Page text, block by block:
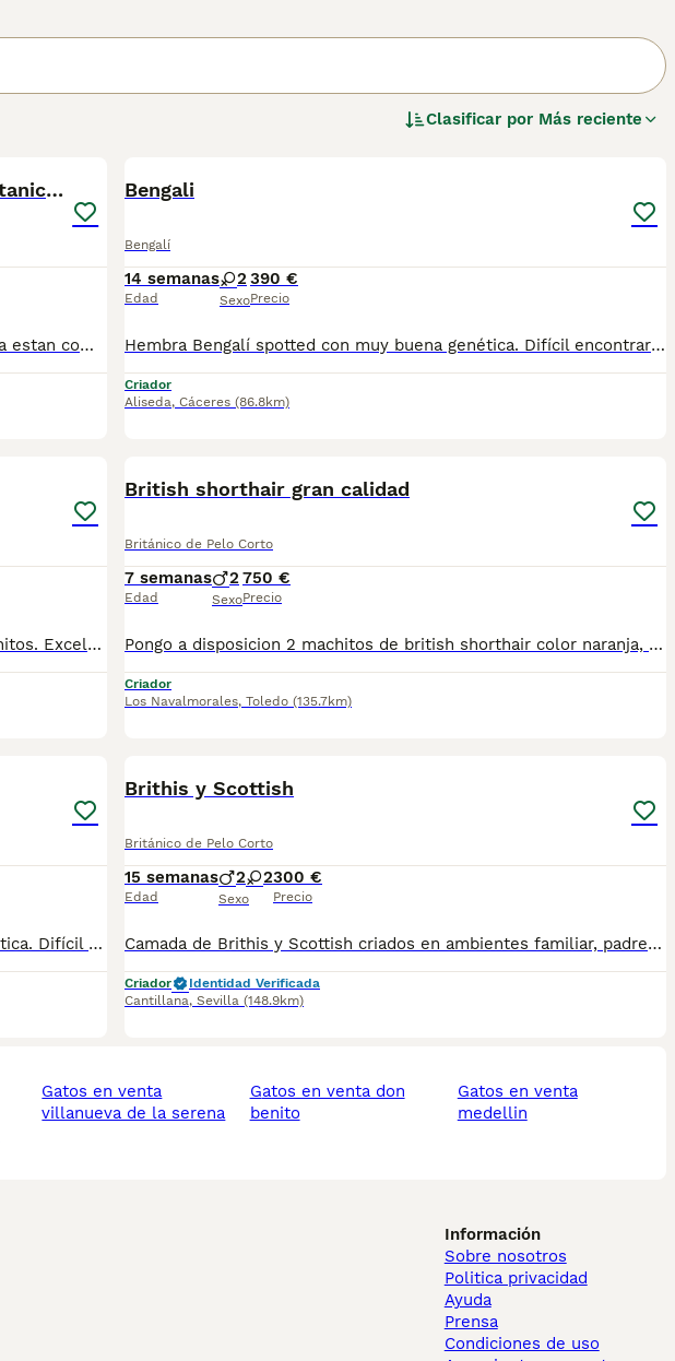
Clasificar por Más reciente
OFERTA POR TIEMPO LIMITADO. 2 gatitos britanicos
2 Preciosos gatitos listos para entregar en 1 semana! Ya estan comiendo solitos, y van al arenero, son una dulzura de lo cariñosos que son, ronronean muchisimo y te buscan... se pueden reservar el que te guste hasta su entrega. De entregan ambos machitos con revisision veterinaria, desparasitacion, vacunacion trivalente y cartilla sanitaria. Un encanto de gatitos. Si te interesa escribeme y te digo del que dispongo si es uno o los dos para reserva, y te envio mas fotos y video, te encantaran, estan gorditos y preciosos ;) El precio es real, aunque por un tiempo limitado, los hemos puesto por debajo de su precio habitual. El precio es por cada uno.
Bengali
Bengalí
14 semanas
Edad
2
Sexo
390 €
Precio
Hembra Bengalí spotted con muy buena genética. Difícil encontrar cachorros de esta calidad. Criados en ambiente familiar. Se entrega vacunado y desparasitado con dos meses de edad. Contactar por llamadas o WhatsApp 621289988. Número de Microchip: 992000001224479 Núcleo Zoológico: ES100180000186
Criador
Aliseda, Cáceres (86.8km)
Disponibles 2 preciosos gatitos red tabby, ambos machitos. Excelente caracter. Sanos fuertes y gorditos. Criados en ambiente familiar. Se entregan con revision veterinaria, desparasitacion, primera vacuna y cartilla sanitaria. Interesados escribir, envio mas fotos y videos de los gatitos. Gracias.
British shorthair gran calidad
Británico de Pelo Corto
7 semanas
Edad
2
Sexo
750 €
Precio
Pongo a disposicion 2 machitos de british shorthair color naranja, gorditos preciosos. Si deseas tener a uno de estos pequeñines, escribenos ! Ahora disponibles para reserva.
Criador
Los Navalmorales, Toledo (135.7km)
Cachorro de gato Bengalí spotted con muy buena genética. Difícil encontrar cachorros de esta calidad. Criados en ambiente familiar. Se entrega vacunado y desparasitado con dos meses de edad. Contactar por llamadas o WhatsApp 621289988. Número de Microchip: 992000001224479 Núcleo Zoológico: ES100180000186
Brithis y Scottish
Británico de Pelo Corto
15 semanas
Edad
2 2
Sexo
300 €
Precio
Camada de Brithis y Scottish criados en ambientes familiar, padre libres de enfermedades, se hacen envío a toda España contra reembolso, más información llamar o Whassap al 687705959 precio de los negros 300e
Criador
Identidad Verificada
Cantillana, Sevilla (148.9km)
gatos en venta
villanueva de la serena
gatos en venta don
benito
gatos en venta
medellin
Información
Sobre nosotros
Politica privacidad
Ayuda
Prensa
Condiciones de uso